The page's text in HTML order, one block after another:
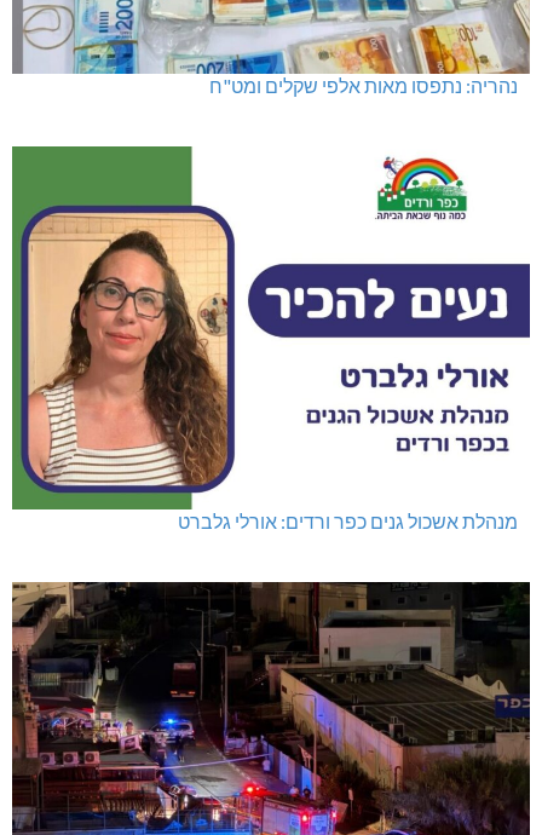
נהריה: נתפסו מאות אלפי שקלים ומט"ח
מנהלת אשכול גנים כפר ורדים: אורלי גלברט